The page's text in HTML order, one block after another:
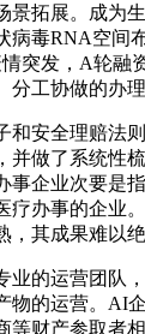
景拓展。成为
病毒RNA空间
情突发，A轮融
工协做的办理
安全理赔法则
并做了系统性
事企业次要是
疗办事的企业
其成果难以绝
的运营团队，
物的运营。AI
等财产参取者